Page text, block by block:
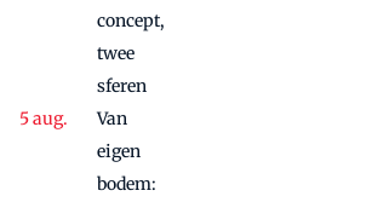
concept,
twee
sferen
Van
eigen
bodem: